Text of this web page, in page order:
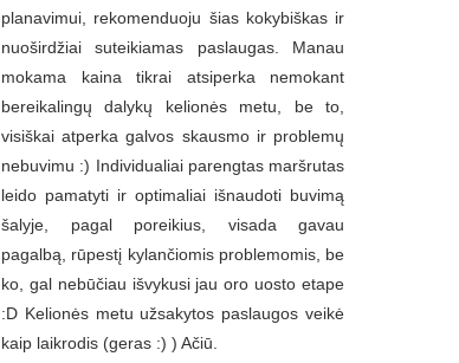
planavimui, rekomenduoju šias kokybiškas ir
nuoširdžiai suteikiamas paslaugas. Manau
mokama kaina tikrai atsiperka nemokant
bereikalingų dalykų kelionės metu, be to,
visiškai atperka galvos skausmo ir problemų
nebuvimu :) Individualiai parengtas maršrutas
leido pamatyti ir optimaliai išnaudoti buvimą
šalyje, pagal poreikius, visada gavau
pagalbą, rūpestį kylančiomis problemomis, be
ko, gal nebūčiau išvykusi jau oro uosto etape
:D Kelionės metu užsakytos paslaugos veikė
kaip laikrodis (geras :) ) Ačiū.